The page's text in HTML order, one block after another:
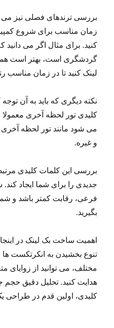
بررسی ترندهای فصلی نیز می
زمان مناسب برای شروع
کنید. برای مثال اگر می دانید
گردشگری است، بهتر است
لینک کنید تا در زمان مناسب
نکته دیگری که باید به آن
کلیدی تور لحظه آخری معمولا
می شود مانند تور لحظه
و غیره.
بررسی این کلمات کلیدی
جدیدی را برای شما ایجاد
فرعی، رقابت کمتر باشد و شما
بگیرید.
اهمیت ساخت بک لینک در
تنوع بخشیدن به انکرتکست
مختلف، می توانید از زوایای
هدایت کنید. تحلیل دقیق
کلیدی، اولین قدم در